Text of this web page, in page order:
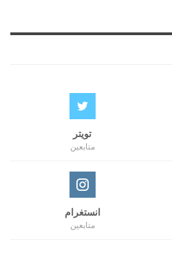
تويتر
متابعين
انستغرام
متابعين